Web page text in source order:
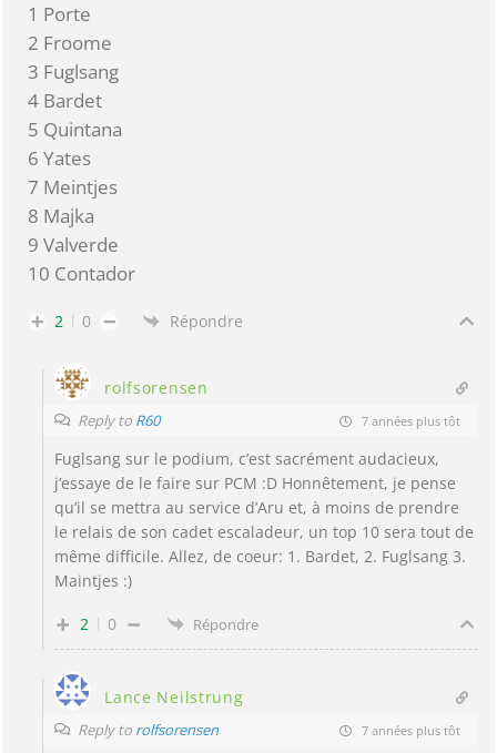
1 Porte
2 Froome
3 Fuglsang
4 Bardet
5 Quintana
6 Yates
7 Meintjes
8 Majka
9 Valverde
10 Contador
2 0 Répondre
rolfsorensen
Reply to R60 7 années plus tôt
Fuglsang sur le podium, c’est sacrément audacieux,
j’essaye de le faire sur PCM :D Honnêtement, je pense
qu’il se mettra au service d’Aru et, à moins de prendre
le relais de son cadet escaladeur, un top 10 sera tout de
même difficile. Allez, de coeur: 1. Bardet, 2. Fuglsang 3.
Maintjes :)
2 0 Répondre
Lance Neilstrung
Reply to rolfsorensen 7 années plus tôt